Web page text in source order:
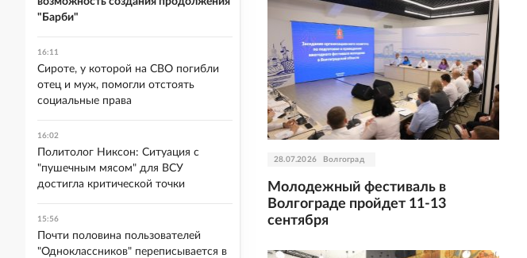
28.07.2026 Волгоград
Молодежный фестиваль в
Волгограде пройдет 11-13
сентября
"Барби"
16:11
Сироте, у которой на СВО погибли
отец и муж, помогли отстоять
социальные права
16:02
Политолог Никсон: Ситуация с
"пушечным мясом" для ВСУ
достигла критической точки
15:56
Почти половина пользователей
"Одноклассников" переписывается в